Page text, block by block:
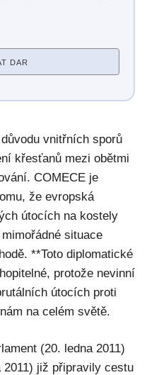
DAR
vnitřních sporů
křesťanů mezi obětmi
COMECE je
že evropská
útocích na kostely
situace
**Toto diplomatické
protože nevinní
útocích proti
na celém světě.
(20. ledna 2011)
2011) již připravily cestu